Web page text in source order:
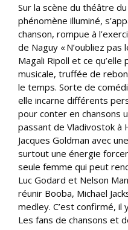
Sur la scène du théâtre
phénomène illuminé,
chanson, rompue à
de Naguy « N’oubliez pas
Magali Ripoll et ce
musicale, truffée de
le temps. Sorte de
elle incarne différents
pour conter en chansons
passant de Vladivostok à
Jacques Goldman avec
surtout une énergie
seule femme qui peut
Luc Godard et Nelson
réunir Booba, Michael
medley. C’est confirmé, il
Les fans de chansons et